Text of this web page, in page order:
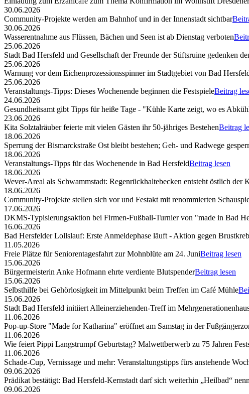
30.06.2026
Community-Projekte werden am Bahnhof und in der Innenstadt sichtbar
30.06.2026
Wasserentnahme aus Flüssen, Bächen und Seen ist ab Dienstag verboten
25.06.2026
Stadt Bad Hersfeld und Gesellschaft der Freunde der Stiftsruine gedenken
25.06.2026
Warnung vor dem Eichenprozessionsspinner im Stadtgebiet von Bad
25.06.2026
Veranstaltungs-Tipps: Dieses Wochenende beginnen die FestspieleBeitrag
24.06.2026
Gesundheitsamt gibt Tipps für heiße Tage - "Kühle Karte zeigt, wo es
23.06.2026
Kita Solztalräuber feierte mit vielen Gästen ihr 50-jähriges BestehenBeitrag
18.06.2026
Sperrung der Bismarckstraße Ost bleibt bestehen; Geh- und Radwege
18.06.2026
Veranstaltungs-Tipps für das Wochenende in Bad HersfeldBeitrag lesen
18.06.2026
Wever-Areal als Schwammstadt: Regenrückhaltebecken entsteht östlich der
18.06.2026
Community-Projekte stellen sich vor und Festakt mit renommierten
17.06.2026
DKMS-Typisierungsaktion bei Firmen-Fußball-Turnier von "made in Bad
16.06.2026
Bad Hersfelder Lollslauf: Erste Anmeldephase läuft - Aktion gegen
11.05.2026
Freie Plätze für Seniorentagesfahrt zur Mohnblüte am 24. JuniBeitrag lesen
15.06.2026
Bürgermeisterin Anke Hofmann ehrte verdiente BlutspenderBeitrag lesen
15.06.2026
Selbsthilfe bei Gehörlosigkeit im Mittelpunkt beim Treffen im Café Mühle
15.06.2026
Stadt Bad Hersfeld initiiert Alleinerziehenden-Treff im
11.06.2026
Pop-up-Store "Made for Katharina" eröffnet am Samstag in der
11.06.2026
Wie feiert Pippi Langstrumpf Geburtstag? Malwettberwerb zu 75 Jahren
11.06.2026
Schade-Cup, Vernissage und mehr: Veranstaltungstipps fürs anstehende
09.06.2026
Prädikat bestätigt: Bad Hersfeld-Kernstadt darf sich weiterhin „Heilbad“
09.06.2026